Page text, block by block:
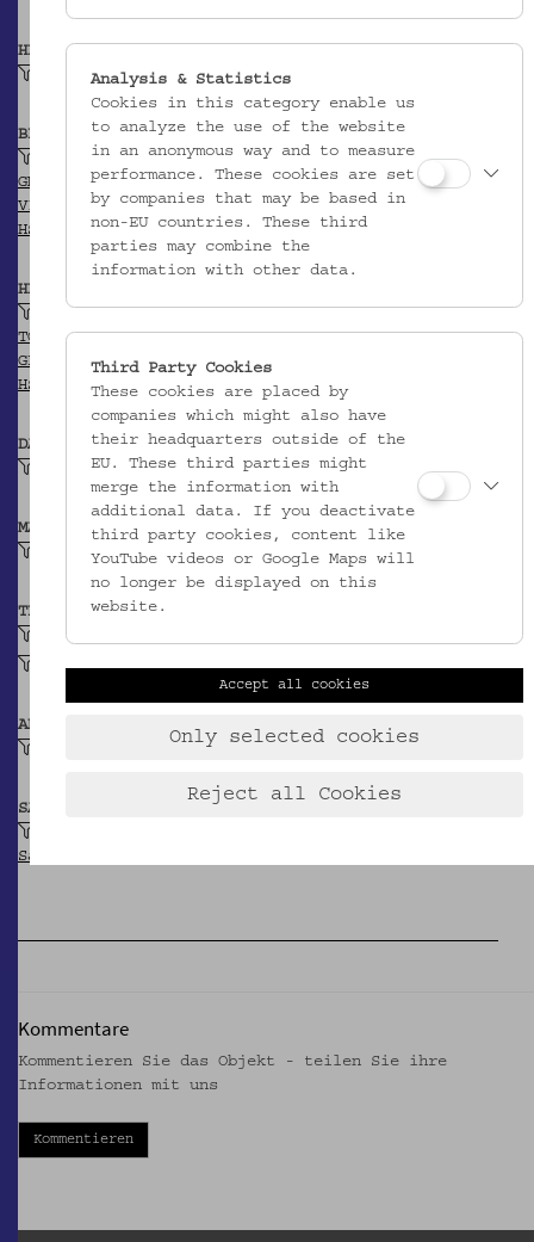
HERSTELLER/IN
Unbekannt
BEITRAGENDE/R
Universitätsbibliothek Graz
GND
VIAF
HSA-Thesaurus
HERKUNFT
TGN
GEONAMES
HSA-Thesaurus
DATIERUNG
Ende 19. Jh.
MATERIAL
Weichholz
TECHNIK
gedrechselt (Holz)
bemalt (Holz)
ABBILDUNG
SAMMLUNG
Sachwortforschung
Kommentare
Kommentieren Sie das Objekt - teilen Sie ihre
Informationen mit uns
Kommentieren
Analysis & Statistics
Cookies in this category enable us
to analyze the use of the website
in an anonymous way and to measure
performance. These cookies are set
by companies that may be based in
non-EU countries. These third
parties may combine the
information with other data.
Third Party Cookies
These cookies are placed by
companies which might also have
their headquarters outside of the
EU. These third parties might
merge the information with
additional data. If you deactivate
third party cookies, content like
YouTube videos or Google Maps will
no longer be displayed on this
website.
Accept all cookies
Only selected cookies
Reject all Cookies